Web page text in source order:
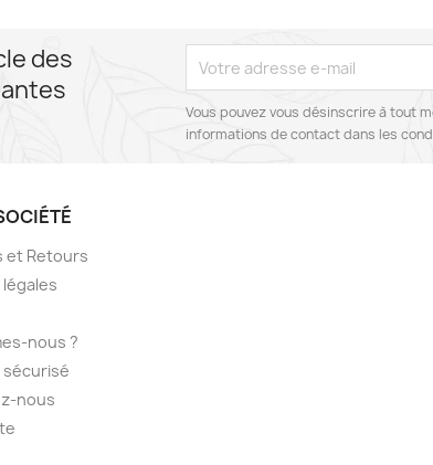
des
Vous pouvez vous désinscrire à tout
informations de contact dans les
et Retours
nous ?
sécurisé
nous